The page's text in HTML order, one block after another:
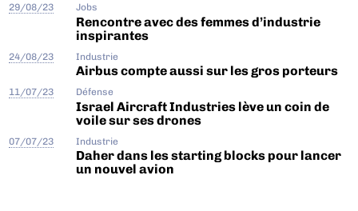
29/08/23 Jobs
Rencontre avec des femmes d’industrie
inspirantes
24/08/23 Industrie
Airbus compte aussi sur les gros porteurs
11/07/23 Défense
Israel Aircraft Industries lève un coin de
voile sur ses drones
07/07/23 Industrie
Daher dans les starting blocks pour lancer
un nouvel avion